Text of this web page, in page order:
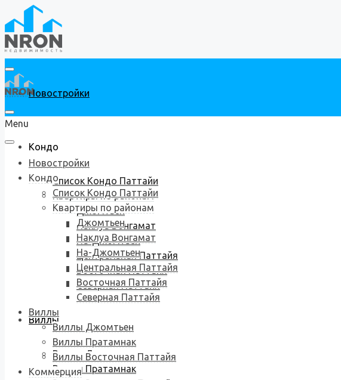
Новостройки
Кондо
Список Кондо Паттайи
Квартиры по районам
Джомтьен
Наклуа Вонгамат
На-Джомтьен
Центральная Паттайя
Восточная Паттайя
Северная Паттайя
Виллы
Виллы Джомтьен
Виллы Пратамнак
Menu
Новостройки
Кондо
Список Кондо Паттайи
Квартиры по районам
Джомтьен
Наклуа Вонгамат
На-Джомтьен
Центральная Паттайя
Восточная Паттайя
Северная Паттайя
Виллы
Виллы Джомтьен
Виллы Пратамнак
Виллы Восточная Паттайя
Коммерция